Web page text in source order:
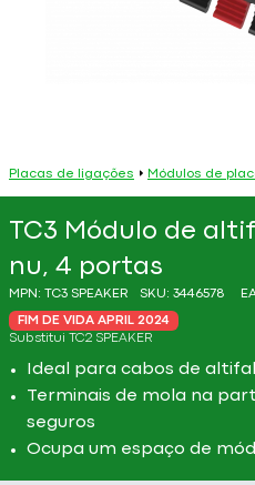
Placas de ligações Módulos de
TC3 Módulo de
nu, 4 portas
MPN: TC3 SPEAKER SKU: 3446578
FIM DE VIDA APRIL 2024
Substitui
TC2 SPEAKER
Ideal para cabos de
Terminais de mola na
seguros
Ocupa um espaço de